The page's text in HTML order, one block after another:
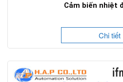
Cảm biến nhiệt
Chi tiết